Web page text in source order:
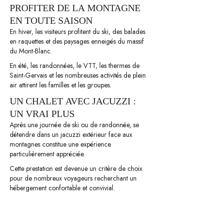
PROFITER DE LA MONTAGNE
EN TOUTE SAISON
En hiver, les visiteurs profitent du ski, des balades
en raquettes et des paysages enneigés du massif
du Mont-Blanc.
En été, les randonnées, le VTT, les thermes de
Saint-Gervais et les nombreuses activités de plein
air attirent les familles et les groupes.
UN CHALET AVEC JACUZZI :
UN VRAI PLUS
Après une journée de ski ou de randonnée, se
détendre dans un jacuzzi extérieur face aux
montagnes constitue une expérience
particulièrement appréciée.
Cette prestation est devenue un critère de choix
pour de nombreux voyageurs recherchant un
hébergement confortable et convivial.